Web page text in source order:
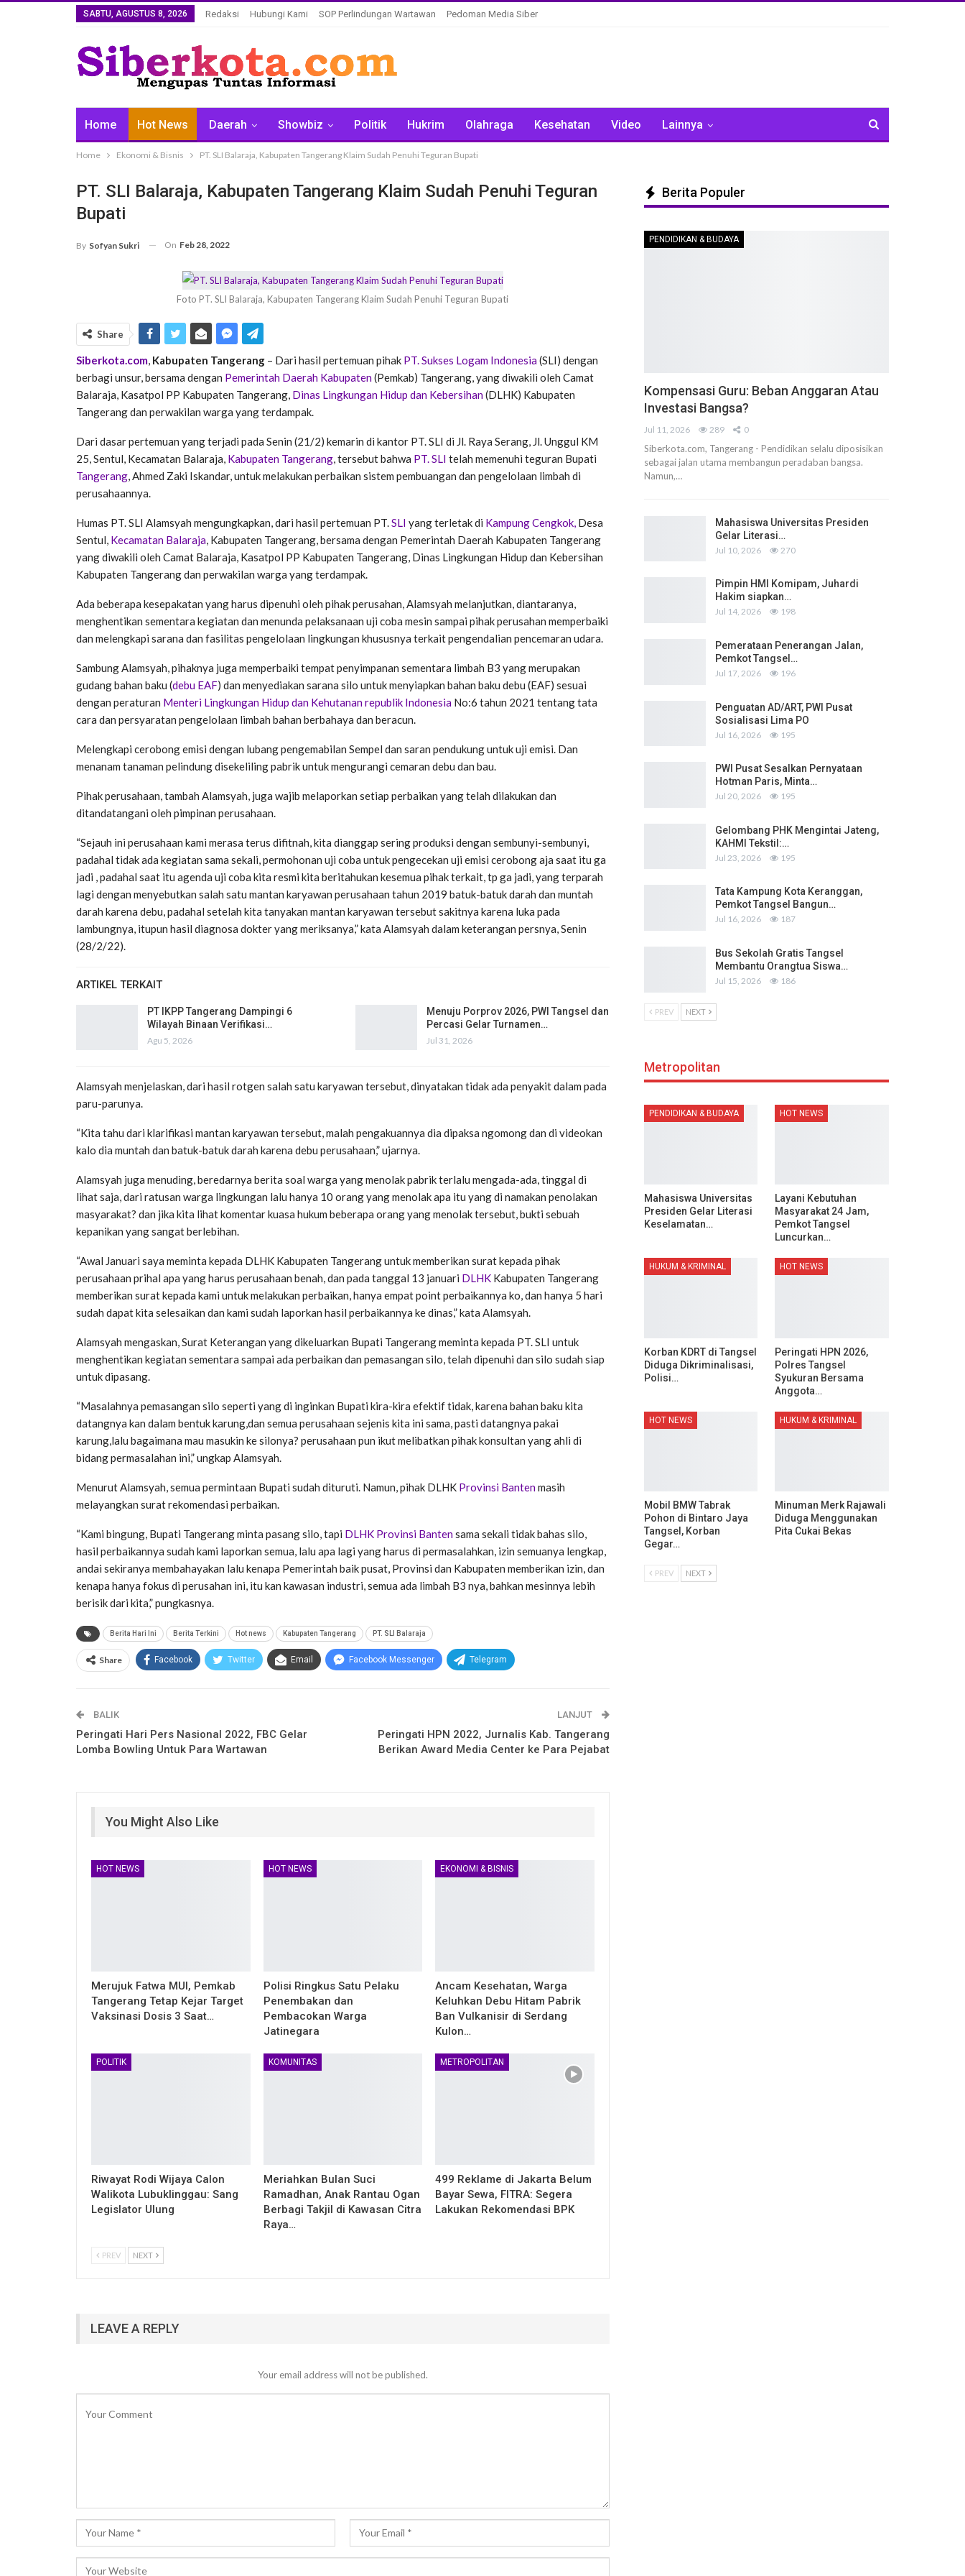
SABTU, AGUSTUS 8, 2026 Redaksi Hubungi Kami SOP Perlindungan Wartawan Pedoman Media Siber
Home Hot News Daerah Showbiz Politik Hukrim Olahraga Kesehatan Video Lainnya
Home Ekonomi & Bisnis PT. SLI Balaraja, Kabupaten Tangerang Klaim Sudah Penuhi Teguran Bupati
PT. SLI Balaraja, Kabupaten Tangerang Klaim Sudah Penuhi Teguran
Bupati
By Sofyan Sukri On Feb 28, 2022
Foto PT. SLI Balaraja, Kabupaten Tangerang Klaim Sudah Penuhi Teguran Bupati
Share
Siberkota.com, Kabupaten Tangerang – Dari hasil pertemuan pihak PT. Sukses Logam Indonesia(SLI) dengan
berbagi unsur, bersama dengan Pemerintah Daerah Kabupaten(Pemkab) Tangerang, yang diwakili oleh Camat
Balaraja, Kasatpol PP Kabupaten Tangerang, Dinas Lingkungan Hidup dan Kebersihan(DLHK) Kabupaten
Tangerang dan perwakilan warga yang terdampak.
Dari dasar pertemuan yang terjadi pada Senin (21/2) kemarin di kantor PT. SLI di Jl. Raya Serang, Jl. Unggul KM
25, Sentul, Kecamatan Balaraja, Kabupaten Tangerang, tersebut bahwa PT. SLI telah memenuhi teguran Bupati
Tangerang, Ahmed Zaki Iskandar, untuk melakukan perbaikan sistem pembuangan dan pengelolaan limbah di
perusahaannya.
Humas PT. SLI Alamsyah mengungkapkan, dari hasil pertemuan PT.SLI yang terletak di Kampung Cengkok, Desa
Sentul, Kecamatan Balaraja, Kabupaten Tangerang, bersama dengan Pemerintah Daerah Kabupaten Tangerang
yang diwakili oleh Camat Balaraja, Kasatpol PP Kabupaten Tangerang, Dinas Lingkungan Hidup dan Kebersihan
Kabupaten Tangerang dan perwakilan warga yang terdampak.
Ada beberapa kesepakatan yang harus dipenuhi oleh pihak perusahan, Alamsyah melanjutkan, diantaranya,
menghentikan sementara kegiatan dan menunda pelaksanaan uji coba mesin sampai pihak perusahan memperbaiki
dan melengkapi sarana dan fasilitas pengelolaan lingkungan khususnya terkait pengendalian pencemaran udara.
Sambung Alamsyah, pihaknya juga memperbaiki tempat penyimpanan sementara limbah B3 yang merupakan
gudang bahan baku (debu EAF) dan menyediakan sarana silo untuk menyiapkan bahan baku debu (EAF) sesuai
dengan peraturan Menteri Lingkungan Hidup dan Kehutanan republik Indonesia No:6 tahun 2021 tentang tata
cara dan persyaratan pengelolaan limbah bahan berbahaya dan beracun.
Melengkapi cerobong emisi dengan lubang pengemabilan Sempel dan saran pendukung untuk uji emisi. Dan
menanam tanaman pelindung disekeliling pabrik untuk mengurangi cemaran debu dan bau.
Pihak perusahaan, tambah Alamsyah, juga wajib melaporkan setiap perbaikan yang telah dilakukan dan
ditandatangani oleh pimpinan perusahaan.
“Sejauh ini perusahaan kami merasa terus difitnah, kita dianggap sering produksi dengan sembunyi-sembunyi,
padahal tidak ada kegiatan sama sekali, permohonan uji coba untuk pengecekan uji emisi cerobong aja saat itu ga
jadi , padahal saat itu agenda uji coba kita resmi kita beritahukan kesemua pihak terkait, tp ga jadi, yang terparah
lagi dengan menyebutkan salah satu mantan karyawan perusahaan tahun 2019 batuk-batuk darah dan muntah
darah karena debu, padahal setelah kita tanyakan mantan karyawan tersebut sakitnya karena luka pada
lambungnya, itupun hasil diagnosa dokter yang meriksanya,” kata Alamsyah dalam keterangan persnya, Senin
(28/2/22).
ARTIKEL TERKAIT
PT IKPP Tangerang Dampingi 6
Wilayah Binaan Verifikasi…
Agu 5, 2026
Menuju Porprov 2026, PWI Tangsel dan
Percasi Gelar Turnamen…
Jul 31, 2026
Alamsyah menjelaskan, dari hasil rotgen salah satu karyawan tersebut, dinyatakan tidak ada penyakit dalam pada
paru-parunya.
“Kita tahu dari klarifikasi mantan karyawan tersebut, malah pengakuannya dia dipaksa ngomong dan di videokan
kalo dia muntah dan batuk-batuk darah karena debu perusahaan,” ujarnya.
Alamsyah juga menuding, beredarnya berita soal warga yang menolak pabrik terlalu mengada-ada, tinggal di
lihat saja, dari ratusan warga lingkungan lalu hanya 10 orang yang menolak apa itu yang di namakan penolakan
masyarakat? dan jika kita lihat komentar kuasa hukum beberapa orang yang menolak tersebut, bukti sebuah
kepanikan yang sangat berlebihan.
“Awal Januari saya meminta kepada DLHK Kabupaten Tangerang untuk memberikan surat kepada pihak
perusahaan prihal apa yang harus perusahaan benah, dan pada tanggal 13 januari DLHK Kabupaten Tangerang
memberikan surat kepada kami untuk melakukan perbaikan, hanya empat point perbaikannya ko, dan hanya 5 hari
sudah dapat kita selesaikan dan kami sudah laporkan hasil perbaikannya ke dinas,” kata Alamsyah.
Alamsyah mengaskan, Surat Keterangan yang dikeluarkan Bupati Tangerang meminta kepada PT. SLI untuk
menghentikan kegiatan sementara sampai ada perbaikan dan pemasangan silo, telah dipenuhi dan silo sudah siap
untuk dipasang.
“Masalahnya pemasangan silo seperti yang di inginkan Bupati kira-kira efektif tidak, karena bahan baku kita
datangnya kan dalam bentuk karung,dan semua perusahaan sejenis kita ini sama, pasti datangnya pakai
karung,lalu bagaimana mau masukin ke silonya? perusahaan pun ikut melibatkan pihak konsultan yang ahli di
bidang permasalahan ini,” ungkap Alamsyah.
Menurut Alamsyah, semua permintaan Bupati sudah dituruti. Namun, pihak DLHK Provinsi Bantenmasih
melayangkan surat rekomendasi perbaikan.
“Kami bingung, Bupati Tangerang minta pasang silo, tapi DLHK Provinsi Bantensama sekali tidak bahas silo,
hasil perbaikannya sudah kami laporkan semua, lalu apa lagi yang harus di permasalahkan, izin semuanya lengkap,
andai sekiranya membahayakan lalu kenapa Pemerintah baik pusat, Provinsi dan Kabupaten memberikan izin, dan
kenapa hanya fokus di perusahan ini, itu kan kawasan industri, semua ada limbah B3 nya, bahkan mesinnya lebih
berisik dari kita,” pungkasnya.
Berita Hari Ini Berita Terkini Hot news Kabupaten Tangerang PT. SLI Balaraja
Share Facebook Twitter Email Facebook Messenger Telegram
BALIK
Peringati Hari Pers Nasional 2022, FBC Gelar
Lomba Bowling Untuk Para Wartawan
LANJUT
Peringati HPN 2022, Jurnalis Kab. Tangerang
Berikan Award Media Center ke Para Pejabat
You Might Also Like
HOT NEWS
Merujuk Fatwa MUI, Pemkab
Tangerang Tetap Kejar Target
Vaksinasi Dosis 3 Saat…
HOT NEWS
Polisi Ringkus Satu Pelaku
Penembakan dan
Pembacokan Warga
Jatinegara
EKONOMI & BISNIS
Ancam Kesehatan, Warga
Keluhkan Debu Hitam Pabrik
Ban Vulkanisir di Serdang
Kulon…
POLITIK
Riwayat Rodi Wijaya Calon
Walikota Lubuklinggau: Sang
Legislator Ulung
KOMUNITAS
Meriahkan Bulan Suci
Ramadhan, Anak Rantau Ogan
Berbagi Takjil di Kawasan Citra
Raya…
METROPOLITAN
499 Reklame di Jakarta Belum
Bayar Sewa, FITRA: Segera
Lakukan Rekomendasi BPK
PREV NEXT
LEAVE A REPLY
Your email address will not be published.
Berita Populer
PENDIDIKAN & BUDAYA
Kompensasi Guru: Beban Anggaran Atau
Investasi Bangsa?
Jul 11, 2026 289 0
Siberkota.com, Tangerang - Pendidikan selalu diposisikan
sebagai jalan utama membangun peradaban bangsa.
Namun,…
Mahasiswa Universitas Presiden
Gelar Literasi…
Jul 10, 2026 270
Pimpin HMI Komipam, Juhardi
Hakim siapkan…
Jul 14, 2026 198
Pemerataan Penerangan Jalan,
Pemkot Tangsel…
Jul 17, 2026 196
Penguatan AD/ART, PWI Pusat
Sosialisasi Lima PO
Jul 16, 2026 195
PWI Pusat Sesalkan Pernyataan
Hotman Paris, Minta…
Jul 20, 2026 195
Gelombang PHK Mengintai Jateng,
KAHMI Tekstil:…
Jul 23, 2026 195
Tata Kampung Kota Keranggan,
Pemkot Tangsel Bangun…
Jul 16, 2026 187
Bus Sekolah Gratis Tangsel
Membantu Orangtua Siswa…
Jul 15, 2026 186
PREV NEXT
Metropolitan
PENDIDIKAN & BUDAYA
Mahasiswa Universitas
Presiden Gelar Literasi
Keselamatan…
HOT NEWS
Layani Kebutuhan
Masyarakat 24 Jam,
Pemkot Tangsel
Luncurkan…
HUKUM & KRIMINAL
Korban KDRT di Tangsel
Diduga Dikriminalisasi,
Polisi…
HOT NEWS
Peringati HPN 2026,
Polres Tangsel
Syukuran Bersama
Anggota…
HOT NEWS
Mobil BMW Tabrak
Pohon di Bintaro Jaya
Tangsel, Korban
Gegar…
HUKUM & KRIMINAL
Minuman Merk Rajawali
Diduga Menggunakan
Pita Cukai Bekas
PREV NEXT